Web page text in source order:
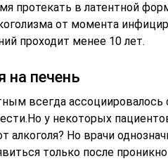
протекать в латентной
от момента
проходит менее 10 лет.
на печень
всегда
у некоторых
алкоголя? Но врачи
только после